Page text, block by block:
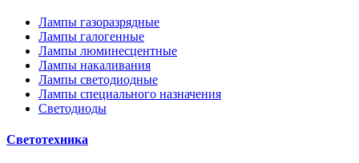
Лампы газоразрядные
Лампы галогенные
Лампы люминесцентные
Лампы накаливания
Лампы светодиодные
Лампы специального назначения
Светодиоды
Светотехника